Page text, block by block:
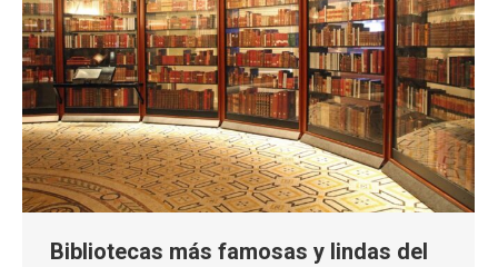
Bibliotecas más famosas y lindas del